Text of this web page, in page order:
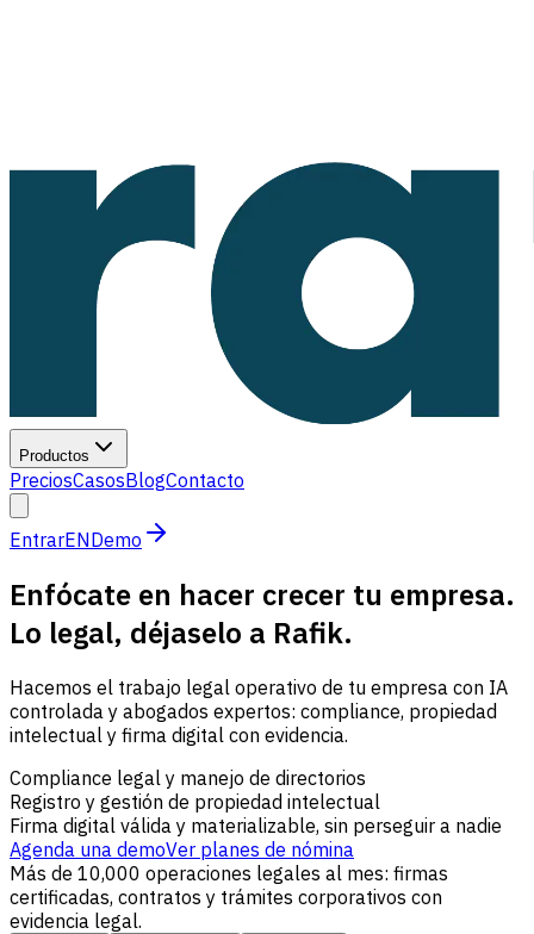
Productos
PreciosCasosBlogContacto
EntrarENDemo
Enfócate en hacer crecer tu empresa.
Lo legal, déjaselo a Rafik.
Hacemos el trabajo legal operativo de tu empresa con IA
controlada y abogados expertos: compliance, propiedad
intelectual y firma digital con evidencia.
Compliance legal y manejo de directorios
Registro y gestión de propiedad intelectual
Firma digital válida y materializable, sin perseguir a nadie
Agenda una demoVer planes de nómina
Más de 10,000 operaciones legales al mes: firmas
certificadas, contratos y trámites corporativos con
evidencia legal.